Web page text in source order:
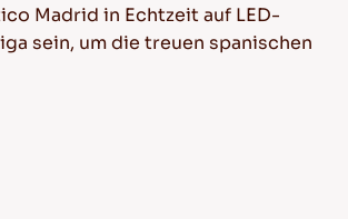
Madrid in Echtzeit auf LED-
sein, um die treuen spanischen